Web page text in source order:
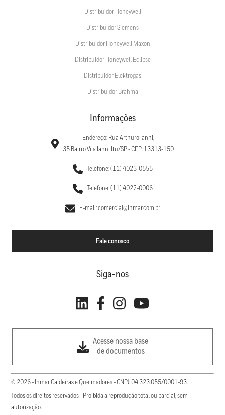
Distribuidor Honeywell
Distribuidor Siemens
Distribuidor Honeywell Maxon
Distribuidor Honeywell Eclipse
Distribuidor Elektrogas
Distribuidor Brahma
Informações
Endereço: Rua Arthuro Ianni,
35 Bairro Vila Ianni Itu/SP - CEP: 13313-150
Telefone: (11) 4023-0555
Telefone: (11) 4022-0006
E-mail: comercial@inmar.com.br
Fale conosco
Siga-nos
Acesse nossa base
de documentos
© 2026 - Inmar Caldeiras e Queimadores - CNPJ: 04.323.055/0001-93.
Todos os direitos reservados - Proibida a reprodução total ou parcial, sem
autorização.